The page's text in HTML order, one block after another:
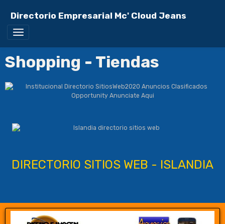
Directorio Empresarial Mc' Cloud Jeans
Shopping - Tiendas
DIRECTORIO SITIOS WEB - ISLANDIA